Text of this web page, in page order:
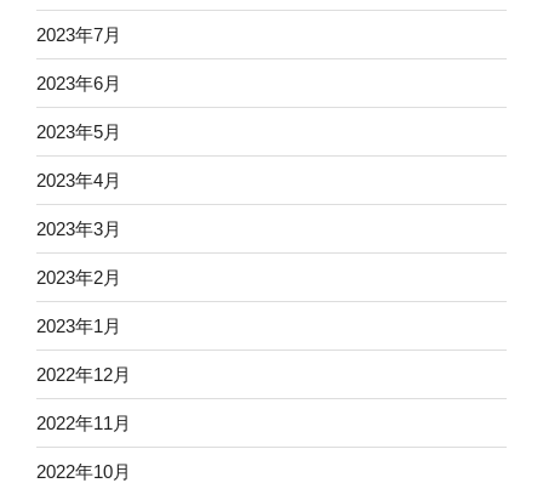
2023年7月
2023年6月
2023年5月
2023年4月
2023年3月
2023年2月
2023年1月
2022年12月
2022年11月
2022年10月